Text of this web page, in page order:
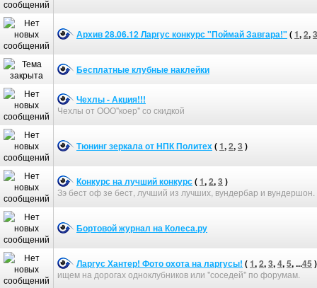
Архив 28.06.12 Ларгус конкурс "Поймай Завгара!" (1,2,3
Бесплатные клубные наклейки
Чехлы - Акция!!!
Чехлы от ООО"коер" со скидкой
Тюнинг зеркала от НПК Политех(1,2,3 )
Конкурс на лучший конкурс(1,2,3 )
Зэ бест оф зе бест, лучший из лучших, вундербар и вундершон.
Бортовой журнал на Колеса.ру
Ларгус Хантер! Фото охота на ларгусы! (1,2,3,4,5, ...45 )
ищем на дорогах одноклубников или "соседей" по форумам.